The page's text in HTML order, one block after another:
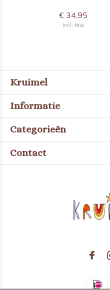
€ 34,95
Incl. btw
Kruimel
Informatie
Categorieën
Contact